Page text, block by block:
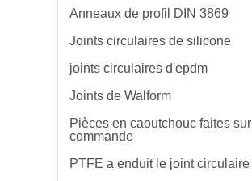
Anneaux de profil DIN 3869
Joints circulaires de silicone
joints circulaires d'epdm
Joints de Walform
Pièces en caoutchouc faites sur
commande
PTFE a enduit le joint circulaire